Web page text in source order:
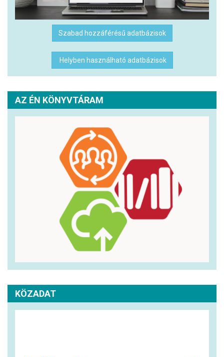
Szabad hozzáférésű adatbázisok
Helyben használható adatbázisok
AZ ÉN KÖNYVTÁRAM
KÖZADAT